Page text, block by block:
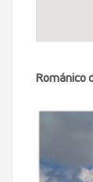
Románico